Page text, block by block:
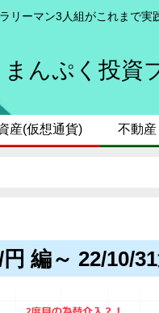
リーマン3人組がこれまで
まんぷく投資
産(仮想通貨) 不動産
編～ 22/10/31